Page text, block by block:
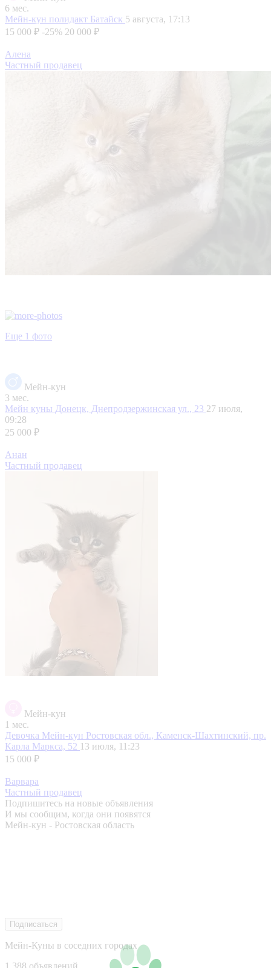
6 мес.
Мейн-кун полидакт Батайск 5 августа, 17:13
15 000 ₽ -25% 20 000 ₽
Алена
Частный продавец
Еще 1 фото
Мейн-кун
3 мес.
Мейн куны Донецк, Днепродзержинская ул., 23 27 июля,
09:28
25 000 ₽
Анан
Частный продавец
Мейн-кун
1 мес.
Девочка Мейн-кун Ростовская обл., Каменск-Шахтинский, пр.
Карла Маркса, 52 13 июля, 11:23
15 000 ₽
Варвара
Частный продавец
Подпишитесь на новые объявления
И мы сообщим, когда они появятся
Мейн-кун - Ростовская область
Подписаться
Мейн-Куны в соседних городах
1 388 объявлений